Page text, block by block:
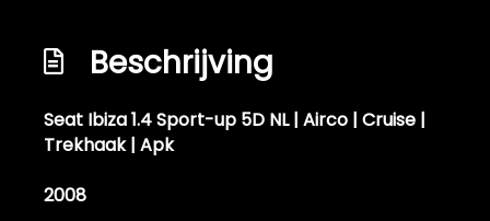
Bumpers in carrosseriekleur
afstandsbediening
Lichtmetalen velgen 16"
Mistlampen voor
Beschrijving
Seat Ibiza 1.4 Sport-up 5D NL | Airco | Cruise |
Trekhaak | Apk
2008